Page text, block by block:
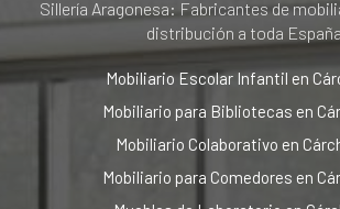
Sillería Aragonesa: Fabricantes de
distribución a toda
Mobiliario Escolar Infantil en
Mobiliario para Bibliotecas en
Mobiliario Colaborativo en
Mobiliario para Comedores en